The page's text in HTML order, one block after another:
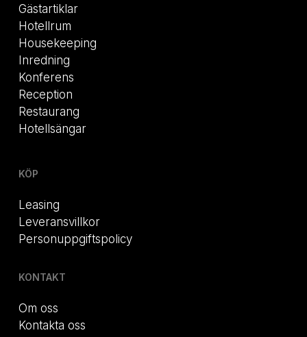
Gästartiklar
Hotellrum
Housekeeping
Inredning
Konferens
Reception
Restaurang
Hotellsängar
KÖP
Leasing
Leveransvillkor
Personuppgiftspolicy
KONTAKT
Om oss
Kontakta oss